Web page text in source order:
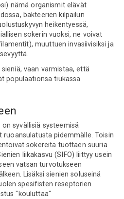
nämä organismit elävät
bakteerien kilpailun
heikentyessä,
sokerin vuoksi, ne voivat
muuttuen invasiivisiksi ja
vaan varmistaa, että
populaationsa tiukassa
syvällisiä systeemisä
pidemmälle. Toisin
sokereita tuottaen suuria
liikakasvu (SIFO) liittyy usein
vatsan turvotukseen
Lisäksi sienien soluseinä
spesifisten reseptorien
"kouluttaa"